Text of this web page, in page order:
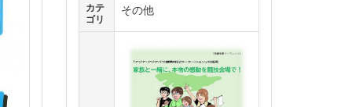
カテ
ゴリ
その他